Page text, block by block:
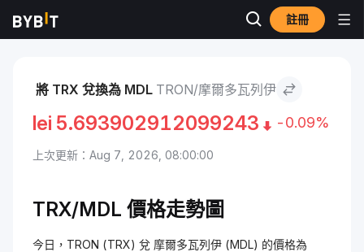
註冊
市場 TRON 價格 TRX TRON to 摩爾多瓦列伊
將 TRX 兌換為 MDL TRON/摩爾多瓦列伊
lei 5.693902912099243 -0.09%
上次更新：Aug 7, 2026, 08:00:00
TRX/MDL 價格走勢圖
今日，TRON (TRX) 兌 摩爾多瓦列伊 (MDL) 的價格為